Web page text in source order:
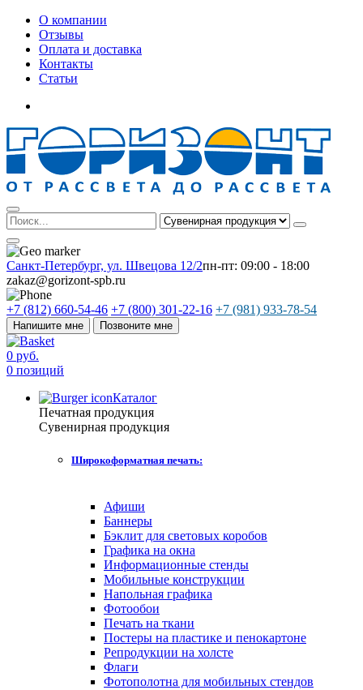
О компании
Отзывы
Оплата и доставка
Контакты
Статьи
Санкт-Петербург, ул. Швецова 12/2пн-пт: 09:00 - 18:00
zakaz@gorizont-spb.ru
+7 (812) 660-54-46 +7 (800) 301-22-16 +7 (981) 933-78-54
Напишите мне Позвоните мне
0 руб.
0 позиций
Каталог
Печатная продукция
Сувенирная продукция
Широкоформатная печать:
Афиши
Баннеры
Бэклит для световых коробов
Графика на окна
Информационные стенды
Мобильные конструкции
Напольная графика
Фотообои
Печать на ткани
Постеры на пластике и пенокартоне
Репродукции на холсте
Флаги
Фотополотна для мобильных стендов